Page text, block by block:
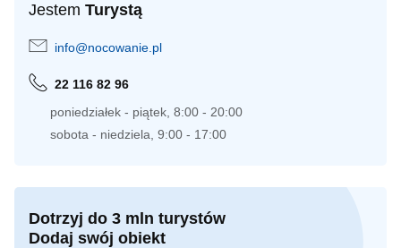
Jestem Turystą
info@nocowanie.pl
22 116 82 96
poniedziałek - piątek, 8:00 - 20:00
sobota - niedziela, 9:00 - 17:00
Dotrzyj do 3 mln turystów
Dodaj swój obiekt